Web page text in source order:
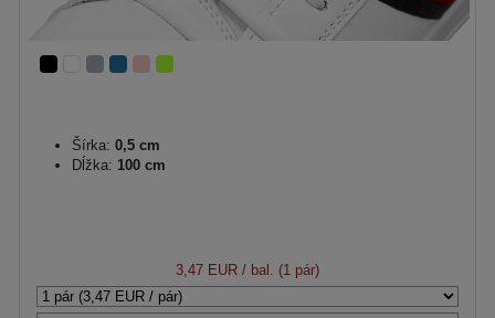
Šírka: 0,5 cm
Dĺžka: 100 cm
3,47 EUR / bal. (1 pár)